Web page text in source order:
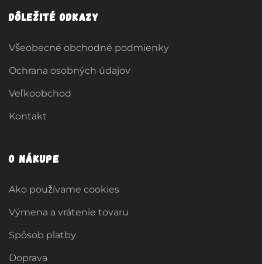
Dôležité odkazy
Všeobecné obchodné podmienky
Ochrana osobných údajov
Veľkoobchod
Kontakt
O nákupe
Ako používame cookies
Výmena a vrátenie tovaru
Spôsob platby
Doprava